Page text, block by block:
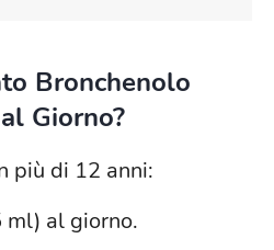
Bronchenolo
Giorno?
più di 12 anni:
ml) al giorno.